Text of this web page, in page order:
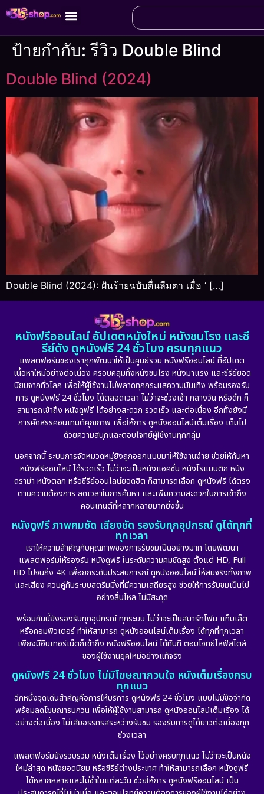
ป้ายกำกับ:รีวิว Double Blind
Double Blind (2024)
Double Blind (2024): ฝันร้ายฉบับตื่นลืมตา เมื่อ ‘ […]
หนังฟรีออนไลน์ อัปเดตหนังใหม่ หนังชนโรง และซี
รีย์ดัง ดูหนังฟรี 24 ชั่วโมง ครบทุกแนว
แพลตฟอร์มของเราถูกพัฒนาให้เป็นศูนย์รวม หนังฟรีออนไลน์ ที่อัปเดต
เนื้อหาใหม่อย่างต่อเนื่อง ครอบคลุมทั้งหนังชนโรง หนังมาแรง และซีรีย์ยอด
นิยมจากทั่วโลก เพื่อให้ผู้ใช้งานไม่พลาดทุกกระแสความบันเทิง พร้อมรองรับ
การ ดูหนังฟรี 24 ชั่วโมง ได้ตลอดเวลา ไม่ว่าจะช่วงเช้า กลางวัน หรือดึก ก็
สามารถเข้าถึง หนังดูฟรี ได้อย่างสะดวก รวดเร็ว และต่อเนื่อง อีกทั้งยังมี
การคัดสรรคอนเทนต์คุณภาพ เพื่อให้การ ดูหนังออนไลน์เต็มเรื่อง เต็มไป
ด้วยความสนุกและตอบโจทย์ผู้ใช้งานทุกกลุ่ม
นอกจากนี้ ระบบการจัดหมวดหมู่ยังถูกออกแบบมาให้ใช้งานง่าย ช่วยให้ค้นหา
หนังฟรีออนไลน์ ได้รวดเร็ว ไม่ว่าจะเป็นหนังแอคชั่น หนังโรแมนติก หนัง
ดราม่า หนังตลก หรือซีรีย์ออนไลน์ยอดฮิต ก็สามารถเลือก ดูหนังฟรี ได้ตรง
ตามความต้องการ ลดเวลาในการค้นหา และเพิ่มความสะดวกในการเข้าถึง
คอนเทนต์ที่หลากหลายมากยิ่งขึ้น
หนังดูฟรี ภาพคมชัด เสียงชัด รองรับทุกอุปกรณ์ ดูได้ทุกที่
ทุกเวลา
เราให้ความสำคัญกับคุณภาพของการรับชมเป็นอย่างมาก โดยพัฒนา
แพลตฟอร์มให้รองรับ หนังดูฟรี ในระดับความคมชัดสูง ตั้งแต่ HD, Full
HD ไปจนถึง 4K เพื่อยกระดับประสบการณ์ ดูหนังออนไลน์ ให้สมจริงทั้งภาพ
และเสียง ควบคู่กับระบบสตรีมมิ่งที่มีความเสถียรสูง ช่วยให้การรับชมเป็นไป
อย่างลื่นไหล ไม่มีสะดุด
พร้อมกันนี้ยังรองรับทุกอุปกรณ์ ทุกระบบ ไม่ว่าจะเป็นสมาร์ทโฟน แท็บเล็ต
หรือคอมพิวเตอร์ ทำให้สามารถ ดูหนังออนไลน์เต็มเรื่อง ได้ทุกที่ทุกเวลา
เพียงมีอินเทอร์เน็ตก็เข้าถึง หนังฟรีออนไลน์ ได้ทันที ตอบโจทย์ไลฟ์สไตล์
ของผู้ใช้งานยุคใหม่อย่างแท้จริง
ดูหนังฟรี 24 ชั่วโมง ไม่มีโฆษณากวนใจ หนังเต็มเรื่องครบ
ทุกแนว
อีกหนึ่งจุดเด่นสำคัญคือการให้บริการ ดูหนังฟรี 24 ชั่วโมง แบบไม่มีข้อจำกัด
พร้อมลดโฆษณารบกวน เพื่อให้ผู้ใช้งานสามารถ ดูหนังออนไลน์เต็มเรื่อง ได้
อย่างต่อเนื่อง ไม่เสียอรรถรสระหว่างรับชม รองรับการดูได้ยาวต่อเนื่องทุก
ช่วงเวลา
แพลตฟอร์มยังรวบรวม หนังเต็มเรื่อง ไว้อย่างครบทุกแนว ไม่ว่าจะเป็นหนัง
ใหม่ล่าสุด หนังยอดนิยม หรือซีรีย์ต่างประเทศ ทำให้สามารถเลือก หนังดูฟรี
ได้หลากหลายและไม่ซ้ำในแต่ละวัน ช่วยให้การ ดูหนังฟรีออนไลน์ เป็น